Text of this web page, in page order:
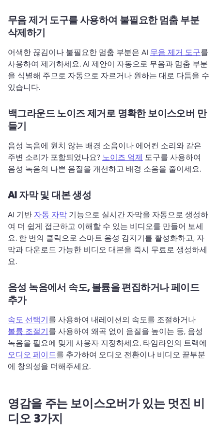
무음 제거 도구를 사용하여 불필요한 멈춤 부분
삭제하기
어색한 끊김이나 불필요한 멈춤 부분은 AI 무음 제거 도구를
사용하여 제거하세요. AI 제안이 자동으로 무음과 멈춤 부분
을 식별해 주므로 자동으로 자르거나 원하는 대로 다듬을 수
있습니다.
백그라운드 노이즈 제거로 명확한 보이스오버 만
들기
음성 녹음에 원치 않는 배경 소음이나 에어컨 소리와 같은
주변 소리가 포함되었나요? 노이즈 억제 도구를 사용하여
음성 녹음의 나쁜 음질을 개선하고 배경 소음을 줄이세요.
AI 자막 및 대본 생성
AI 기반 자동 자막 기능으로 실시간 자막을 자동으로 생성하
여 더 쉽게 접근하고 이해할 수 있는 비디오를 만들어 보세
요. 한 번의 클릭으로 스마트 음성 감지기를 활성화하고, 자
막과 다운로드 가능한 비디오 대본을 즉시 무료로 생성하세
요.
음성 녹음에서 속도, 볼륨을 편집하거나 페이드
추가
속도 선택기를 사용하여 내레이션의 속도를 조절하거나
볼륨 조절기를 사용하여 왜곡 없이 음질을 높이는 등, 음성
녹음을 필요에 맞게 사용자 지정하세요. 타임라인의 트랙에
오디오 페이드를 추가하여 오디오 전환이나 비디오 끝부분
에 창의성을 더해주세요.
영감을 주는 보이스오버가 있는 멋진 비
디오 3가지